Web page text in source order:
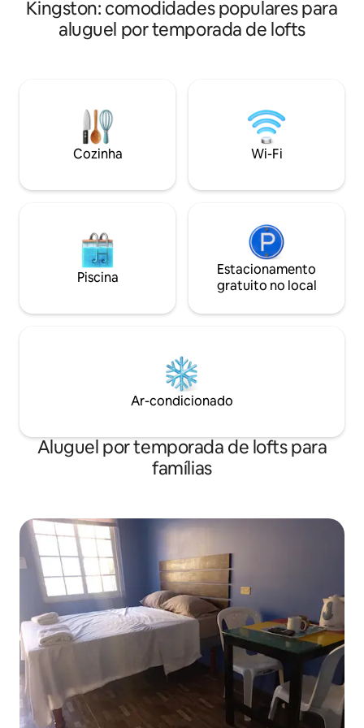
nosso WI-FI GRATUITO e rápido.
Reserve ou faça uma consulta agora.
tem uma piscina
relaxantes ou
Kingston: comodidades populares para
aluguel por temporada de lofts
Cozinha Wi-Fi
Piscina
Estacionamento
gratuito no local
Ar-condicionado
Aluguel por temporada de lofts para
famílias